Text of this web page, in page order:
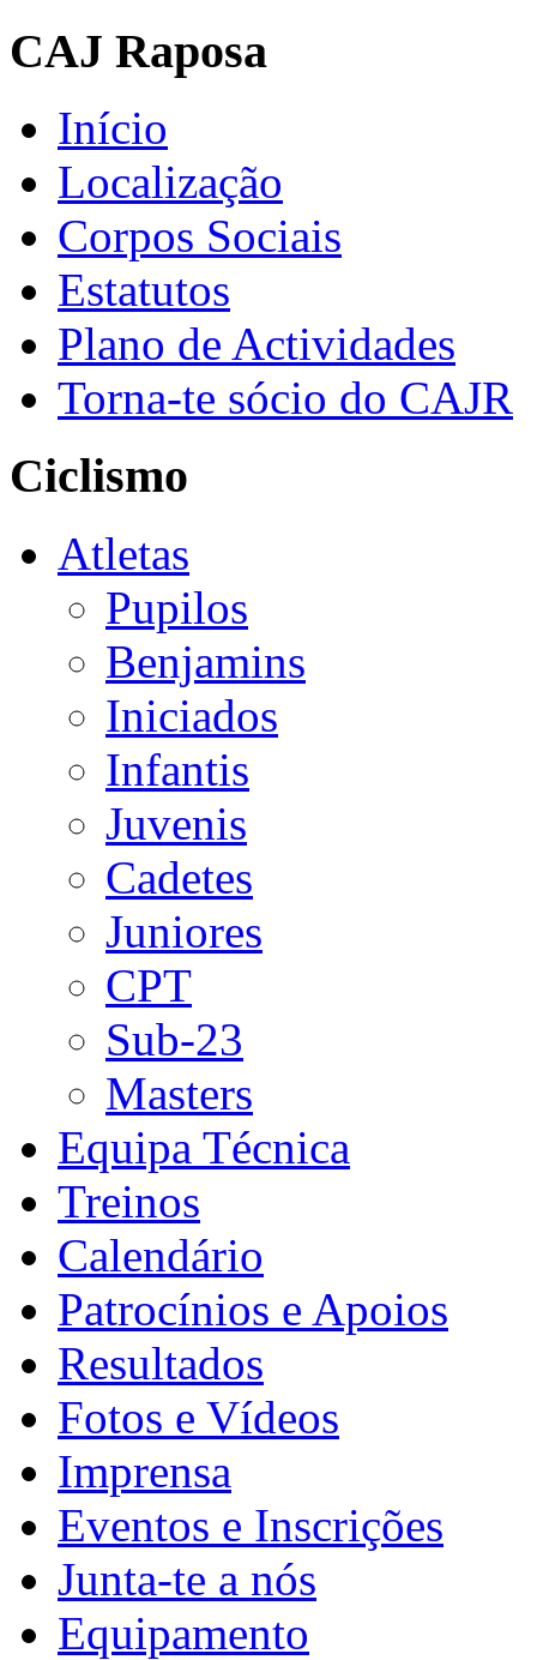
CAJ Raposa
Início
Localização
Corpos Sociais
Estatutos
Plano de Actividades
Torna-te sócio do CAJR
Ciclismo
Atletas
Pupilos
Benjamins
Iniciados
Infantis
Juvenis
Cadetes
Juniores
CPT
Sub-23
Masters
Equipa Técnica
Treinos
Calendário
Patrocínios e Apoios
Resultados
Fotos e Vídeos
Imprensa
Eventos e Inscrições
Junta-te a nós
Equipamento